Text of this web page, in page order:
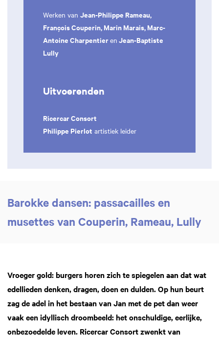
Werken van Jean-Philippe Rameau,
François Couperin, Marin Marais, Marc-
Antoine Charpentieren Jean-Baptiste
Lully
Uitvoerenden
Ricercar Consort
Philippe Pierlot artistiek leider
Barokke dansen: passacailles en
musettes van Couperin, Rameau, Lully
Vroeger gold: burgers horen zich te spiegelen aan dat wat
edellieden denken, dragen, doen en dulden. Op hun beurt
zag de adel in het bestaan van Jan met de pet dan weer
vaak een idyllisch droombeeld: het onschuldige, eerlijke,
onbezoedelde leven. Ricercar Consort zwenkt van